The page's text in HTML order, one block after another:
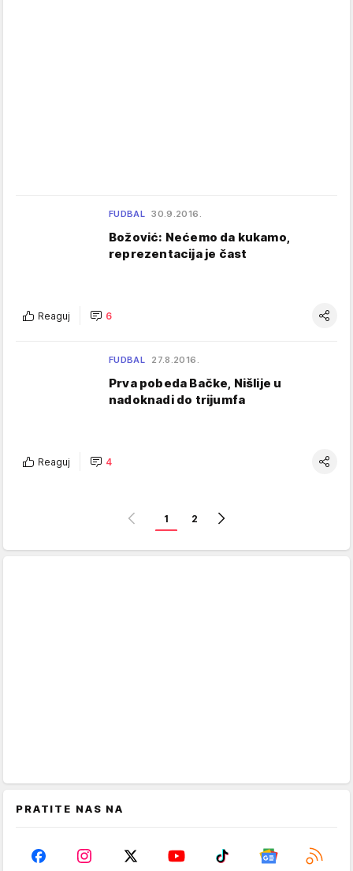
FUDBAL 30.9.2016.
Božović: Nećemo da kukamo,
reprezentacija je čast
Reaguj 6
FUDBAL 27.8.2016.
Prva pobeda Bačke, Nišlije u
nadoknadi do trijumfa
Reaguj 4
1 2
PRATITE NAS NA